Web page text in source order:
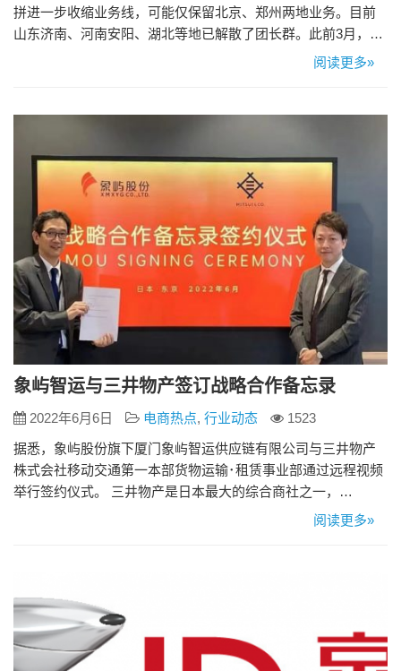
拼进一步收缩业务线，可能仅保留北京、郑州两地业务。目前
山东济南、河南安阳、湖北等地已解散了团长群。此前3月，京
喜拼拼已经历过一轮撤城，从20多个省份缩减至北京、山东、
市场。 据了解，京东曾于2021年一季度将京喜、京东产发等业
阅读更多»
象屿智运与三井物产签订战略合作备忘录
2022年6月6日 电商热点, 行业动态
1523
据悉，象屿股份旗下厦门象屿智运供应链有限公司与三井物产
株式会社移动交通第一本部货物运输･租赁事业部通过远程视频
举行签约仪式。 三井物产是日本最大的综合商社之一，
2021《财富》世界500强排名114位，经营范围包括金属资源、
任与合作关系，本…
阅读更多»